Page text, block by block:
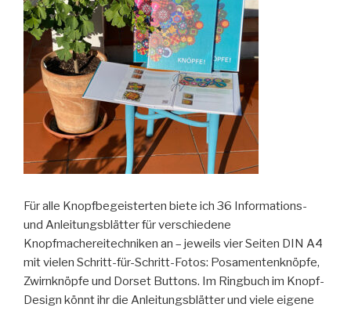
Für alle Knopfbegeisterten biete ich 36 Informations-
und Anleitungsblätter für verschiedene
Knopfmachereitechniken an – jeweils vier Seiten DIN A4
mit vielen Schritt-für-Schritt-Fotos: Posamentenknöpfe,
Zwirnknöpfe und Dorset Buttons. Im Ringbuch im Knopf-
Design könnt ihr die Anleitungsblätter und viele eigene